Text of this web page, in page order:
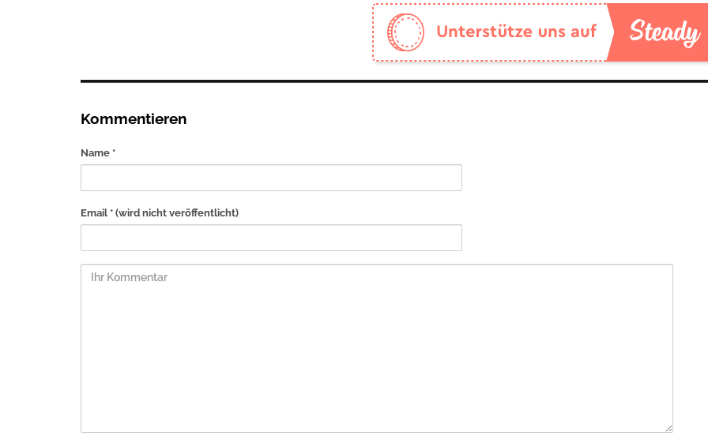
Kommentieren
Name *
Email * (wird nicht veröffentlicht)